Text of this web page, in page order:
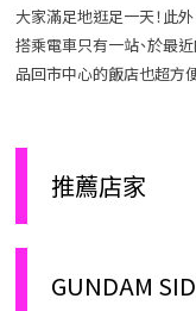
大家滿足地逛足一天！此
搭乘電車只有一站、於最
品回市中心的飯店也超方便
推薦店家
GUNDAM